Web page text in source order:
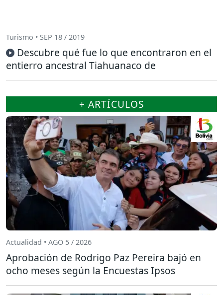
Turismo • SEP 18 / 2019
Descubre qué fue lo que encontraron en el
entierro ancestral Tiahuanaco de
+ ARTÍCULOS
Actualidad • AGO 5 / 2026
Aprobación de Rodrigo Paz Pereira bajó en
ocho meses según la Encuestas Ipsos